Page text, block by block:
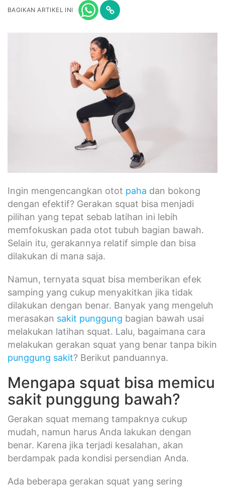
BAGIKAN ARTIKEL INI
Ingin mengencangkan otot paha dan bokong
dengan efektif? Gerakan squat bisa menjadi
pilihan yang tepat sebab latihan ini lebih
memfokuskan pada otot tubuh bagian bawah.
Selain itu, gerakannya relatif simple dan bisa
dilakukan di mana saja.
Namun, ternyata squat bisa memberikan efek
samping yang cukup menyakitkan jika tidak
dilakukan dengan benar. Banyak yang mengeluh
merasakan sakit punggung bagian bawah usai
melakukan latihan squat. Lalu, bagaimana cara
melakukan gerakan squat yang benar tanpa bikin
punggung sakit? Berikut panduannya.
Mengapa squat bisa memicu
sakit punggung bawah?
Gerakan squat memang tampaknya cukup
mudah, namun harus Anda lakukan dengan
benar. Karena jika terjadi kesalahan, akan
berdampak pada kondisi persendian Anda.
Ada beberapa gerakan squat yang sering